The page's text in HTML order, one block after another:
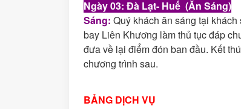
Ngày 03: Đà Lạt- Huế (Ăn Sáng)
Sáng: Quý khách ăn sáng tại
bay Liên Khương làm thủ tục đáp
đưa về lại điểm đón ban đầu. Kết
chương trình sau.
BẢNG DỊCH VỤ